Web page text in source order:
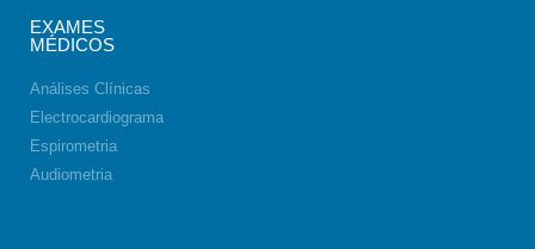
EXAMES
MÉDICOS
Análises Clínicas
Electrocardiograma
Espirometria
Audiometria